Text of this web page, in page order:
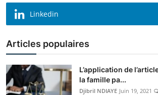
Linkedin
Articles populaires
L’application de
la famille pa...
Djibril NDIAYE Juin 19, 2021